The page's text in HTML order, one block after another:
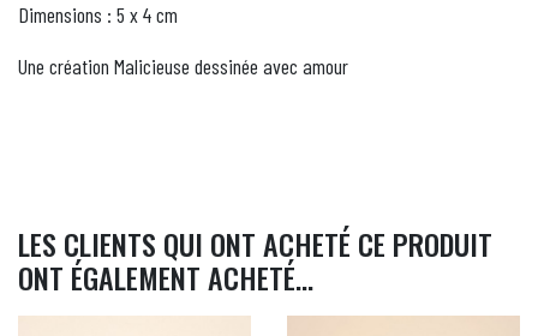
Dimensions : 5 x 4 cm
Une création Malicieuse dessinée avec amour
LES CLIENTS QUI ONT ACHETÉ CE PRODUIT
ONT ÉGALEMENT ACHETÉ...